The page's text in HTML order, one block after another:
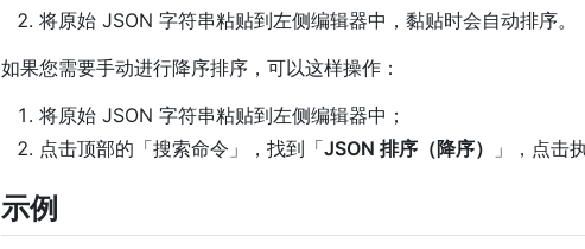
将原始 JSON 字符串粘贴到左侧编辑器中，黏贴时会自动排序。
如果您需要手动进行降序排序，可以这样操作：
将原始 JSON 字符串粘贴到左侧编辑器中；
点击顶部的「搜索命令」，找到「JSON 排序（降序） 」，点击
示例